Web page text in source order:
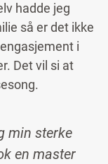
min sterke
en master
hadde jeg
så er det ikke
i
Det vil si at